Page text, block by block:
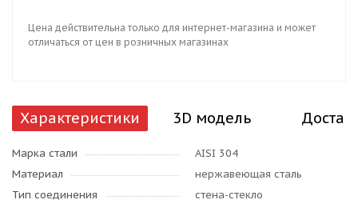
Цена действительна только для интернет-магазина и может
отличаться от цен в розничных магазинах
Характеристики 3D модель
Марка стали
AISI 304
Материал
нержавеющая сталь
Тип соединения
стена-стекло